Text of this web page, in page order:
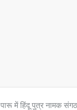
पारू में हिंदू पुत्र नामक